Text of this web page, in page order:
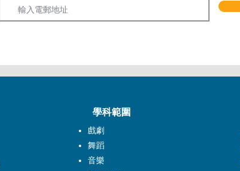
戲劇
舞蹈
音樂
學科範圍